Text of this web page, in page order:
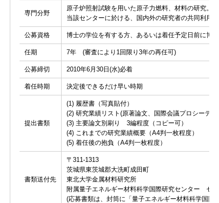
専門分野
原子炉照射試験を用いた原子力燃料、材料の研究。
当該センターに於ける、国内外の研究者の共同利用
公募資格 博士の学位を有する方、あるいは着任予定日前に博
任期 7年 (審査により1回限り3年の再任可)
公募締切 2010年6月30日(水)必着
着任時期 決定後できるだけ早い時期
提出書類
(1) 履歴書（写真貼付）
(2) 研究業績リスト(原著論文、国際会議プロシーデ
(3) 主要論文別刷り 3編程度（コピー可）
(4) これまでの研究業績概要（A4判一枚程度）
(5) 着任後の抱負（A4判一枚程度）
書類送付先
〒311-1313
茨城県東茨城郡大洗町成田町
東北大学金属材料研究所
附属量子エネルギー材料科学国際研究センター セ
(応募書類は、封筒に「 量子エネルギー材料科学国際